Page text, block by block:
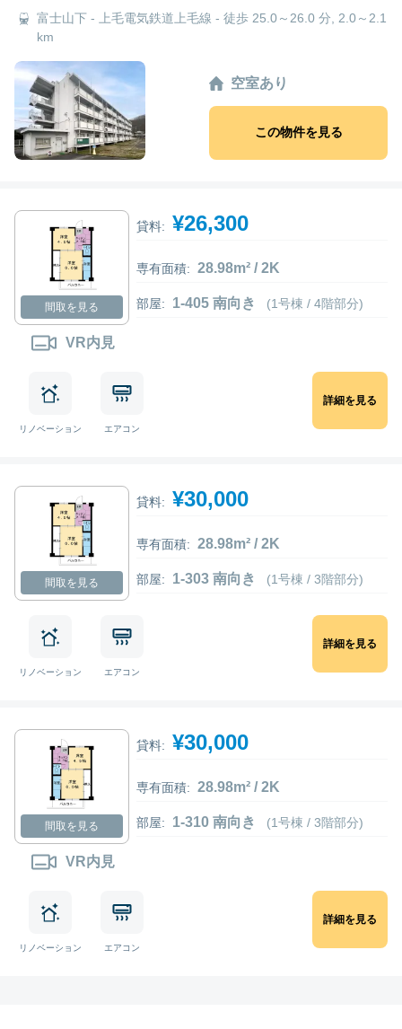
富士山下 - 上毛電気鉄道上毛線 - 徒歩 25.0～26.0 分, 2.0～2.1
km
空室あり
この物件を見る
間取を見る
VR内見
貸料: ¥26,300
専有面積: 28.98m² / 2K
部屋: 1-405 南向き (1号棟 / 4階部分)
リノベーション エアコン
詳細を見る
間取を見る
貸料: ¥30,000
専有面積: 28.98m² / 2K
部屋: 1-303 南向き (1号棟 / 3階部分)
リノベーション エアコン
詳細を見る
間取を見る
VR内見
貸料: ¥30,000
専有面積: 28.98m² / 2K
部屋: 1-310 南向き (1号棟 / 3階部分)
リノベーション エアコン
詳細を見る